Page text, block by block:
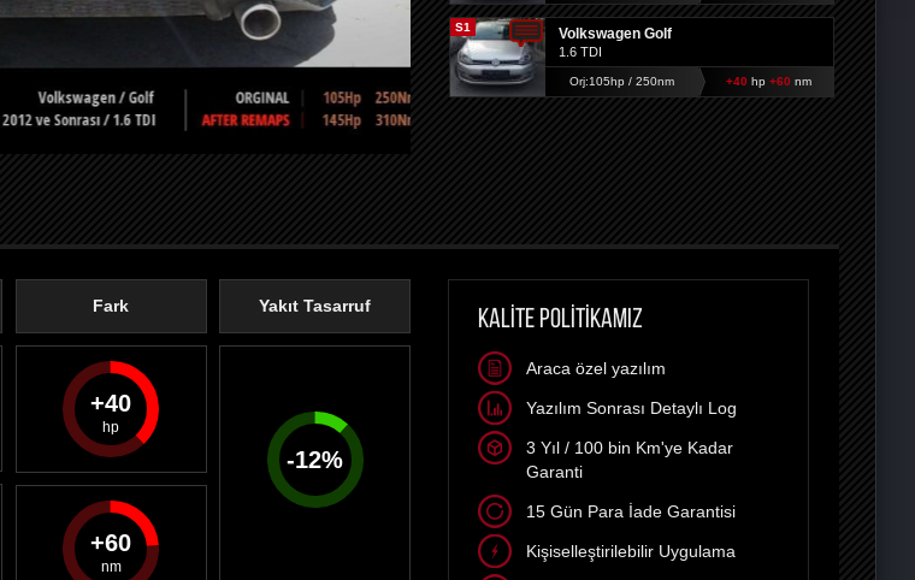
S1 Volkswagen Golf
1.6 TDI
Orj:105hp / 250nm +40 hp +60 nm
Fark
40
60
Yakıt Tasarruf
-12%
KALİTE POLİTİKAMIZ
Araca özel yazılım
Yazılım Sonrası Detaylı Log
3 Yıl / 100 bin Km'ye Kadar
Garanti
15 Gün Para İade Garantisi
Kişiselleştirilebilir Uygulama